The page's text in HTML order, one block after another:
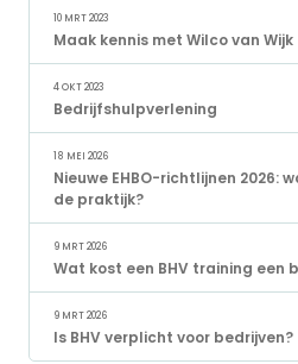
Maak kennis met Wilco van Wijk
10 MRT 2023
Bedrijfshulpverlening
4 OKT 2023
Nieuwe EHBO-richtlijnen 2026:
de praktijk?
18 MEI 2026
Wat kost een BHV training een
9 MRT 2026
Is BHV verplicht voor bedrijven?
9 MRT 2026